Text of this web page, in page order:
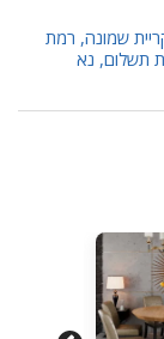
שמונה, רמת
תשלום, נא